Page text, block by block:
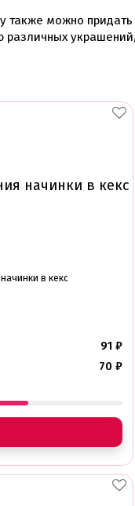
Americolor
красители
Тортодел
также можно придать
различных украшений,
в кекс
91 ₽
70 ₽